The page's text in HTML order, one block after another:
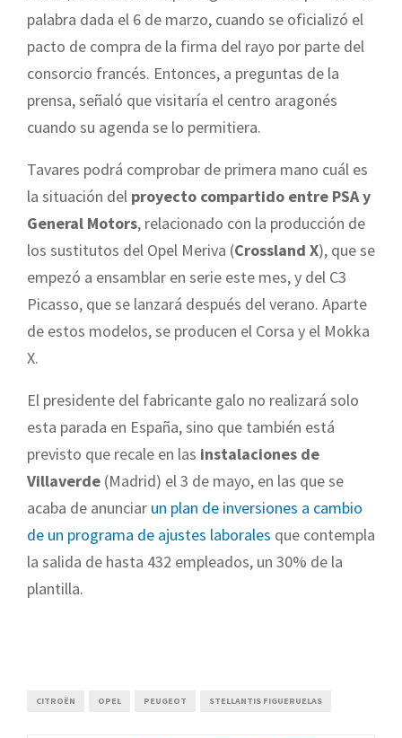
palabra dada el 6 de marzo, cuando se oficializó el
pacto de compra de la firma del rayo por parte del
consorcio francés. Entonces, a preguntas de la
prensa, señaló que visitaría el centro aragonés
cuando su agenda se lo permitiera.
Tavares podrá comprobar de primera mano cuál es
la situación del proyecto compartido entre PSA y
General Motors, relacionado con la producción de
los sustitutos del Opel Meriva (Crossland X), que se
empezó a ensamblar en serie este mes, y del C3
Picasso, que se lanzará después del verano. Aparte
de estos modelos, se producen el Corsa y el Mokka
X.
El presidente del fabricante galo no realizará solo
esta parada en España, sino que también está
previsto que recale en las instalaciones de
Villaverde (Madrid) el 3 de mayo, en las que se
acaba de anunciar un plan de inversiones a cambio
de un programa de ajustes laborales que contempla
la salida de hasta 432 empleados, un 30% de la
plantilla.
CITROËN OPEL PEUGEOT STELLANTIS FIGUERUELAS